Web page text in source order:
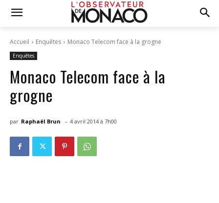
Accueil Enquêtes Monaco Telecom face à la grogne
Enquêtes
Monaco Telecom face à la
grogne
par Raphaël Brun - 4 avril 2014 à 7h00